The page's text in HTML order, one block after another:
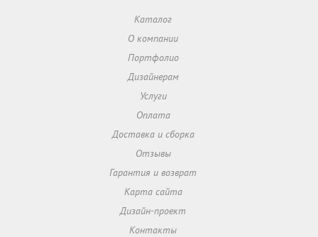
Каталог
О компании
Портфолио
Дизайнерам
Услуги
Оплата
Доставка и сборка
Отзывы
Гарантия и возврат
Карта сайта
Дизайн-проект
Контакты